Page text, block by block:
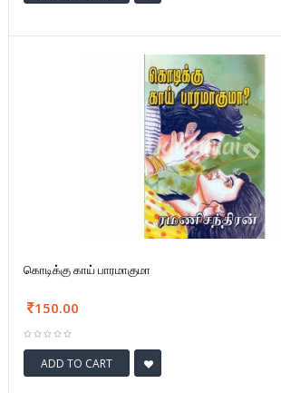
கொடிக்கு காய் பாரமாகுமா
150.00
ADD TO CART